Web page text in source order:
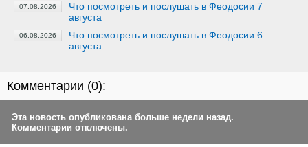
07.08.2026
Что посмотреть и послушать в Феодосии 7
августа
06.08.2026
Что посмотреть и послушать в Феодосии 6
августа
Комментарии (0):
Эта новость опубликована больше недели назад.
Комментарии отключены.